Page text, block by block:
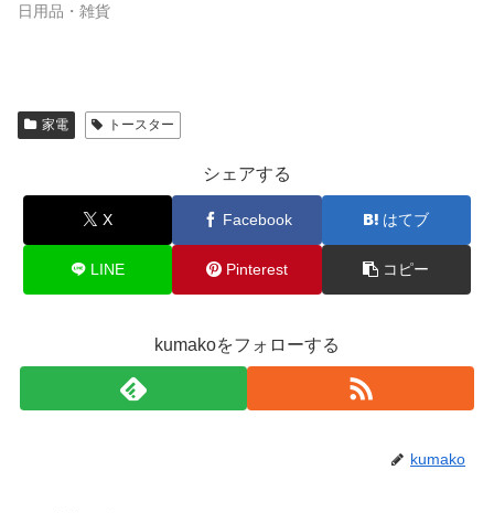
日用品・雑貨
家電 トースター
シェアする
X Facebook はてブ
LINE Pinterest コピー
kumakoをフォローする
kumako